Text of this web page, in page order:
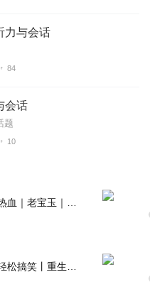
力与会话
84
会话
题
10